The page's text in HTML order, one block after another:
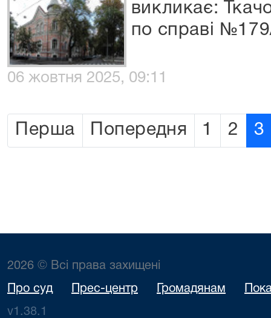
викликає:
по справі
06 жовтня 2025, 09:11
Перша Попередня 1 2 3
2026 © Всі права захищені
Про суд Прес-центр Громадянам
v1.38.1